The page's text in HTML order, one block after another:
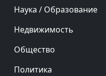
Наука / Образование
Недвижимость
Общество
Политика